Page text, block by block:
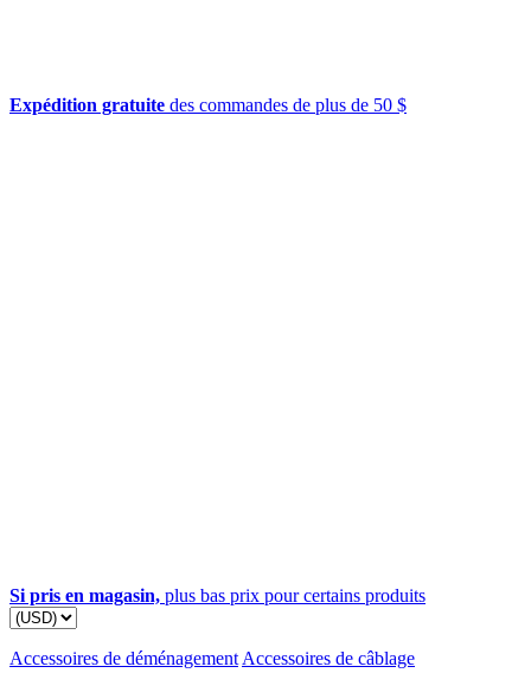
Expédition gratuite des commandes de plus de 50 $
Si pris en magasin, plus bas prix pour certains produits
Accessoires de déménagement Accessoires de câblage